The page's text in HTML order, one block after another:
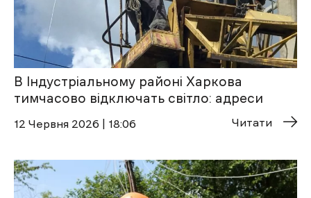
В Індустріальному районі Харкова
тимчасово відключать світло: адреси
12 Червня 2026 | 18:06 Читати